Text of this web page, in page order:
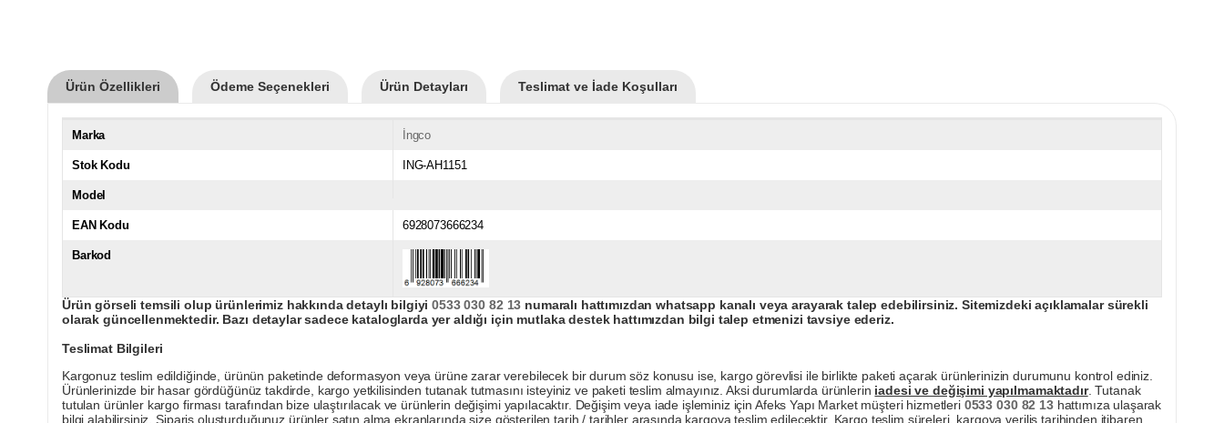
Ürün Özellikleri Ödeme Seçenekleri Ürün Detayları Teslimat ve İade Koşulları
Marka İngco
Stok Kodu ING-AH1151
Model
EAN Kodu 6928073666234
Barkod
Ürün görseli temsili olup ürünlerimiz hakkında detaylı bilgiyi0533 030 82 13 numaralı hattımızdan whatsapp kanalı veya arayarak talep edebilirsiniz. Sitemizdeki açıklamalar sürekli
olarak güncellenmektedir. Bazı detaylar sadece kataloglarda yer aldığı için mutlaka destek hattımızdan bilgi talep etmenizi tavsiye ederiz.
Teslimat Bilgileri
Kargonuz teslim edildiğinde, ürünün paketinde deformasyon veya ürüne zarar verebilecek bir durum söz konusu ise, kargo görevlisi ile birlikte paketi açarak ürünlerinizin durumunu kontrol ediniz.
Ürünlerinizde bir hasar gördüğünüz takdirde, kargo yetkilisinden tutanak tutmasını isteyiniz ve paketi teslim almayınız. Aksi durumlarda ürünlerin iadesi ve değişimi yapılmamaktadır. Tutanak
tutulan ürünler kargo firması tarafından bize ulaştırılacak ve ürünlerin değişimi yapılacaktır. Değişim veya iade işleminiz için Afeks Yapı Market müşteri hizmetleri 0533 030 82 13hattımıza ulaşarak
bilgi alabilirsiniz. Sipariş oluşturduğunuz ürünler satın alma ekranlarında size gösterilen tarih / tarihler arasında kargoya teslim edilecektir. Kargo teslim süreleri, kargoya veriliş tarihinden itibaren